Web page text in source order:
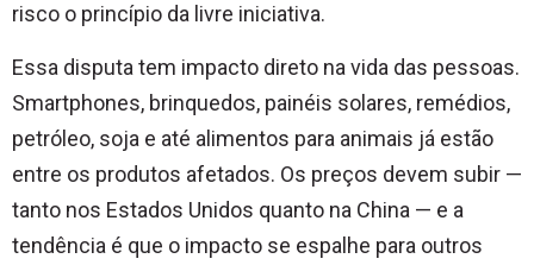
risco o princípio da livre iniciativa.
Essa disputa tem impacto direto na vida das pessoas.
Smartphones, brinquedos, painéis solares, remédios,
petróleo, soja e até alimentos para animais já estão
entre os produtos afetados. Os preços devem subir —
tanto nos Estados Unidos quanto na China — e a
tendência é que o impacto se espalhe para outros